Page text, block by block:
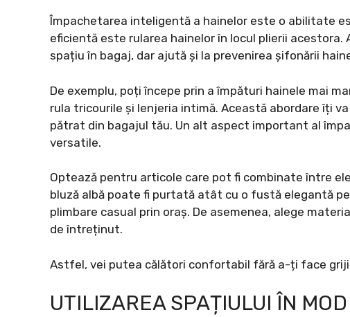
Împachetarea inteligentă a hainelor este o abilitate
eficientă este rularea hainelor în locul plierii
spațiu în bagaj, dar ajută și la prevenirea șifonării
De exemplu, poți începe prin a împături hainele mai
rula tricourile și lenjeria intimă. Această abordare îți
pătrat din bagajul tău. Un alt aspect important al
versatile.
Optează pentru articole care pot fi combinate între
bluză albă poate fi purtată atât cu o fustă elegantă
plimbare casual prin oraș. De asemenea, alege
de întreținut.
Astfel, vei putea călători confortabil fără a-ți face
UTILIZAREA SPAȚIULUI ÎN